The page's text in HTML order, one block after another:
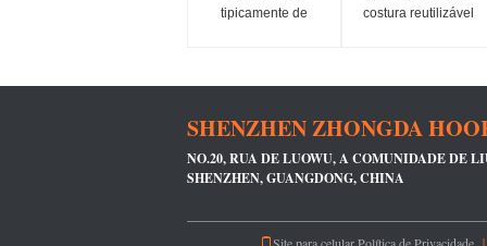
tipicamente de
Tamanho
aceitável Fecho forte
costura reutilizável
industrial
SHENZHEN ZHONGDA
NO.20, RUA DE LUOWU, A COMUNIDADE DE
SHENZHEN, GUANGDONG, CHINA